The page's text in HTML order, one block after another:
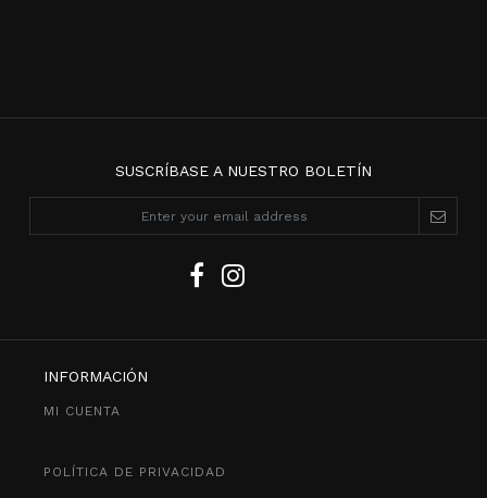
SUSCRÍBASE A NUESTRO BOLETÍN
INFORMACIÓN
MI CUENTA
POLÍTICA DE PRIVACIDAD